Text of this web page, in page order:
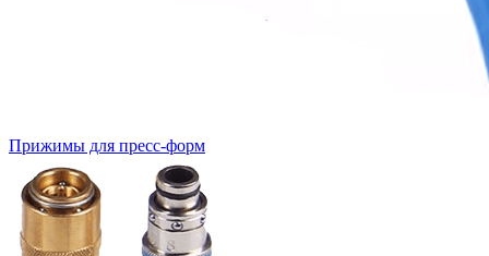
Прижимы для пресс-форм